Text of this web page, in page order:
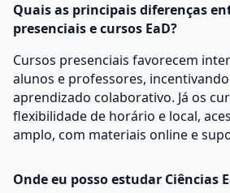
Quais as principais diferenças
presenciais e cursos EaD?
Cursos presenciais favorecem
alunos e professores,
aprendizado colaborativo. Já os
flexibilidade de horário e local,
amplo, com materiais online e
Onde eu posso estudar Ciências